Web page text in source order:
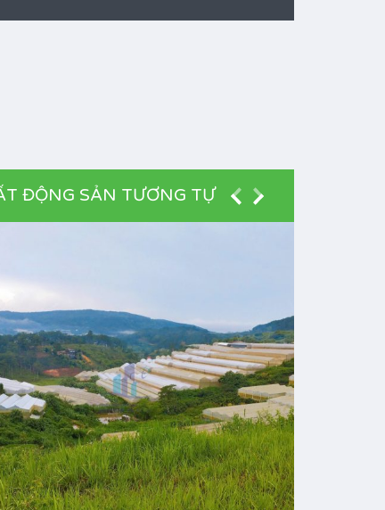
ĐỘNG SẢN TƯƠNG TỰ